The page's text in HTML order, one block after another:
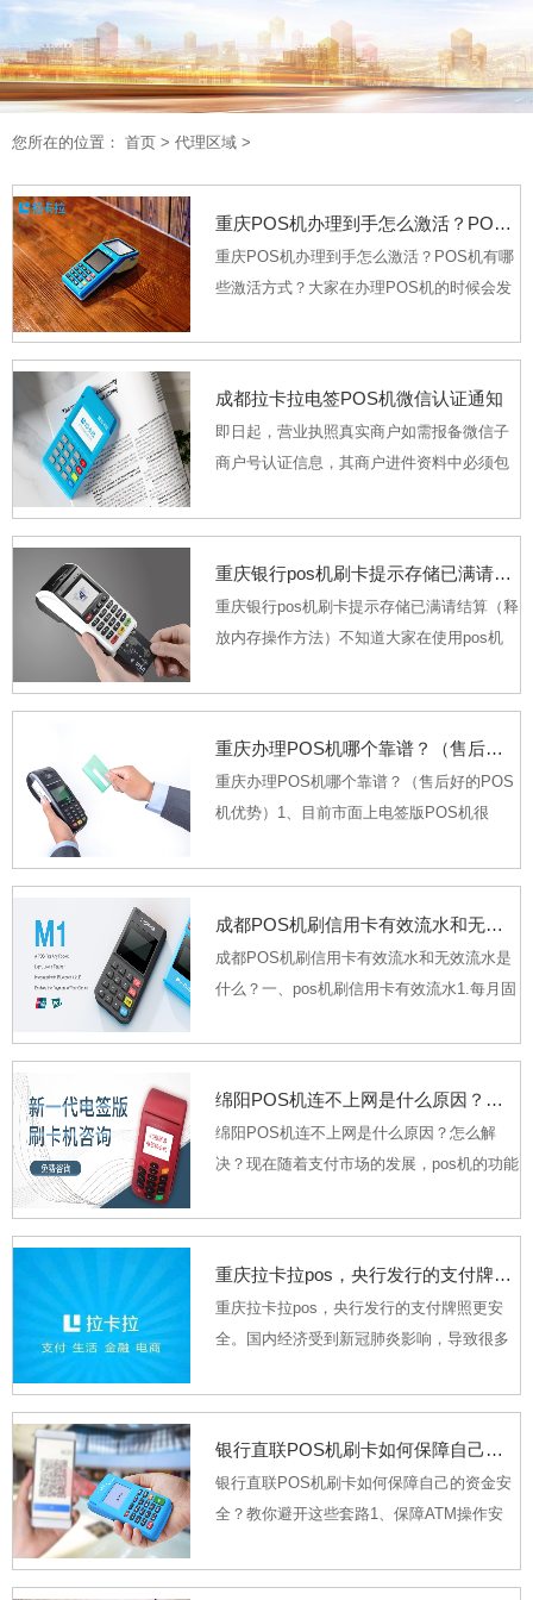
您所在的位置： 首页 > 代理区域 >
重庆POS机办理到手怎么激活？POS机有哪些激活方式？
重庆POS机办理到手怎么激活？POS机有哪
些激活方式？大家在办理POS机的时候会发
几种模式做个介...
成都拉卡拉电签POS机微信认证通知
即日起，营业执照真实商户如需报备微信子
商户号认证信息，其商户进件资料中必须包
未提交门头照待报备商户可按以下流程补
管理-商户变...
重庆银行pos机刷卡提示存储已满请结算（释放内存操作方法）
重庆银行pos机刷卡提示存储已满请结算（释
放内存操作方法）不知道大家在使用pos机
况下。一般而言，每个POS机都是有储存空
就不能...
重庆办理POS机哪个靠谱？（售后好的POS机优势）
重庆办理POS机哪个靠谱？（售后好的POS
机优势）1、目前市面上电签版POS机很
只要是正规一清机都可以选择使用；不过，
品；2、售后问题：一定要选择...
成都POS机刷信用卡有效流水和无效流水是什么？
成都POS机刷信用卡有效流水和无效流水是
什么？一、pos机刷信用卡有效流水1.每月固
据借款人的工资流水情况看出其工作的稳定
都有自动...
绵阳POS机连不上网是什么原因？怎么解决？
绵阳POS机连不上网是什么原因？怎么解
决？现在随着支付市场的发展，pos机的功能
伴会遇见pos机...
重庆拉卡拉pos，央行发行的支付牌照更安全
重庆拉卡拉pos，央行发行的支付牌照更安
全。国内经济受到新冠肺炎影响，导致很多
贷和车贷等压力。迫于无奈选择使用信用卡
码POS机的...
银行直联POS机刷卡如何保障自己的资金安全？教你避开这些套路
银行直联POS机刷卡如何保障自己的资金安
全？教你避开这些套路1、保障ATM操作安
留意周边环境，谨防密码被偷窥；3、选择打